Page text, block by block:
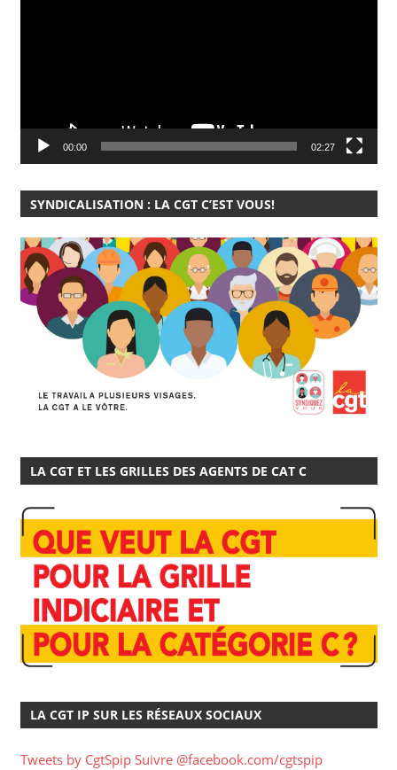
00:00 02:27
SYNDICALISATION : LA CGT C’EST VOUS!
LA CGT ET LES GRILLES DES AGENTS DE CAT C
LA CGT IP SUR LES RÉSEAUX SOCIAUX
Tweets by CgtSpip Suivre @facebook.com/cgtspip